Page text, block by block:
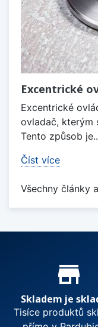
Excentrické
Excentrické
ovladač, kterým
Tento způsob
Číst více
Všechny články
Proč store_mall_directory
Skladem je
Tisíce produktů